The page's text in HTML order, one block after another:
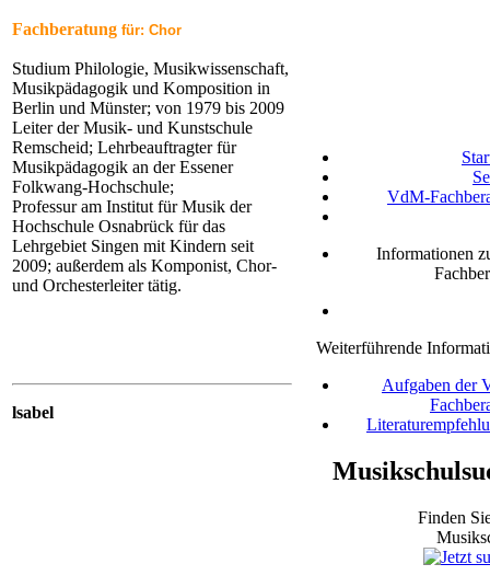
Fachberatung für: Chor
Studium Philologie, Musikwissenschaft,
Musikpädagogik und Komposition in
Berlin und Münster; von 1979 bis 2009
Leiter der Musik- und Kunstschule
Remscheid; Lehrbeauftragter für
Musikpädagogik an der Essener
Folkwang-Hochschule;
Professur am Institut für Musik der
Hochschule Osnabrück für das
Lehrgebiet Singen mit Kindern seit
2009; außerdem als Komponist, Chor-
und Orchesterleiter tätig.
lsabel
VdM-
Informationen
Weiterführende
Aufgaben der
Finden